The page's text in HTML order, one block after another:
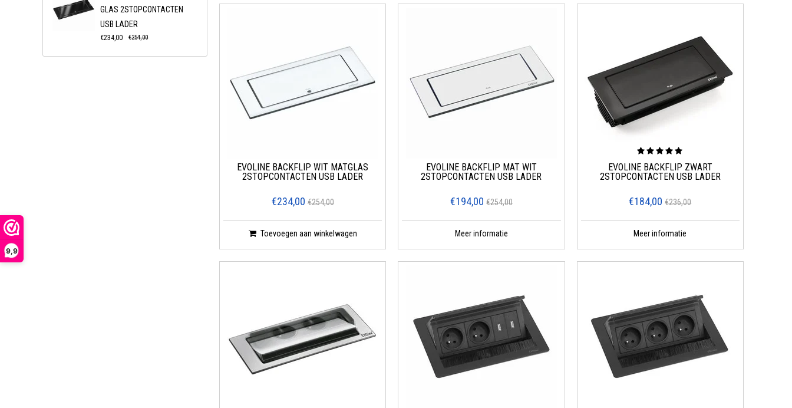
9,9
EVOLINE BACKFLIP WIT MATGLAS
2STOPCONTACTEN USB LADER
€234,00 €254,00
Toevoegen aan winkelwagen
EVOLINE BACKFLIP MAT WIT
2STOPCONTACTEN USB LADER
€194,00 €254,00
Meer informatie
EVOLINE BACKFLIP ZWART
2STOPCONTACTEN USB LADER
€184,00 €236,00
Meer informatie
GLAS 2STOPCONTACTEN
USB LADER
€234,00 €254,00